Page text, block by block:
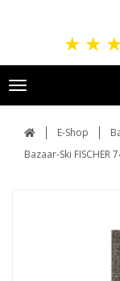
★ ★
Toggle
navigation
E-Shop
Bazaar-Ski FISCHER